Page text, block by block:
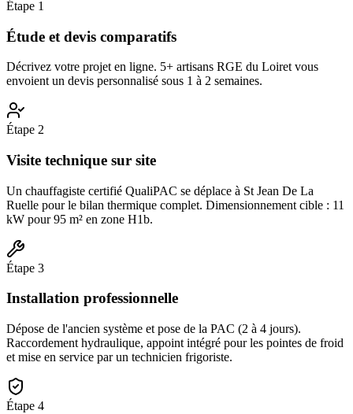
Étape 1
Étude et devis comparatifs
Décrivez votre projet en ligne. 5+ artisans RGE du Loiret vous
envoient un devis personnalisé sous 1 à 2 semaines.
Étape 2
Visite technique sur site
Un chauffagiste certifié QualiPAC se déplace à St Jean De La
Ruelle pour le bilan thermique complet. Dimensionnement cible : 11
kW pour 95 m² en zone H1b.
Étape 3
Installation professionnelle
Dépose de l'ancien système et pose de la PAC (2 à 4 jours).
Raccordement hydraulique, appoint intégré pour les pointes de froid
et mise en service par un technicien frigoriste.
Étape 4